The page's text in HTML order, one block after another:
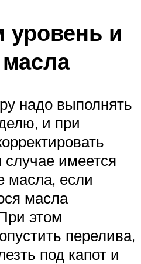
уровень и
надо выполнять
и при
имеется
масла, если
масла
этом
перелива,
под капот и